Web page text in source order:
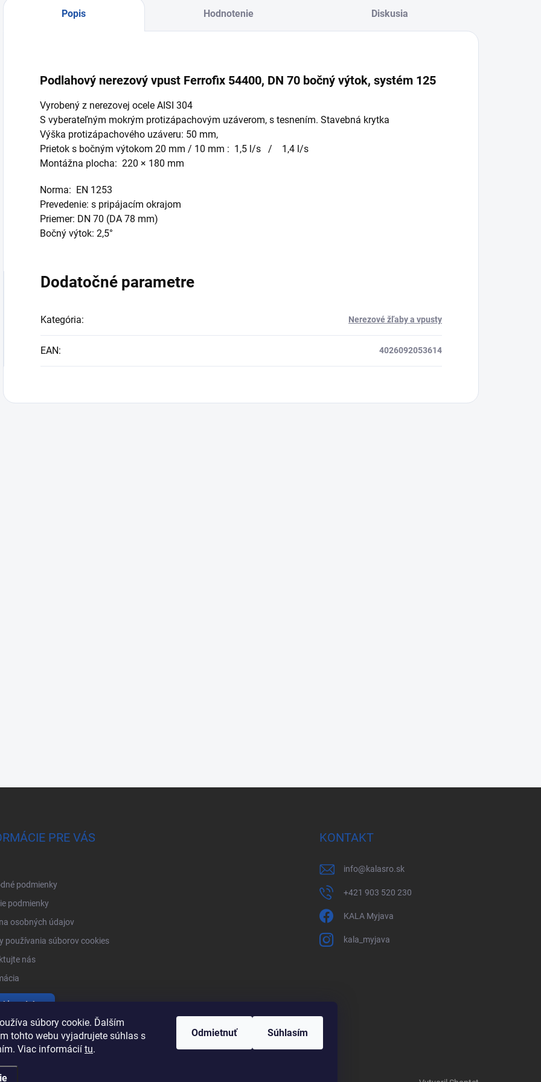
súbory cookie. Ďalším
tohto webu vyjadrujete súhlas s
Viac informácií tu.
Odmietnuť Súhlasím
Popis Hodnotenie Diskusia
Podlahový nerezový vpust Ferrofix 54400, DN 70 bočný výtok, systém 125
Vyrobený z nerezovej ocele AISI 304
S vyberateľným mokrým protizápachovým uzáverom, s tesnením. Stavebná krytka
Výška protizápachového uzáveru: 50 mm,
Prietok s bočným výtokom 20 mm / 10 mm : 1,5 l/s / 1,4 l/s
Montážna plocha: 220 × 180 mm
Norma: EN 1253
Prevedenie: s pripájacím okrajom
Priemer: DN 70 (DA 78 mm)
Bočný výtok: 2,5°
Dodatočné parametre
Kategória: Nerezové žľaby a vpusty
EAN: 4026092053614
PRE VÁS
podmienky
podmienky
osobných údajov
používania súborov cookies
nás
produkty
KONTAKT
info@kalasro.sk
+421 903 520 230
KALA Myjava
kala_myjava